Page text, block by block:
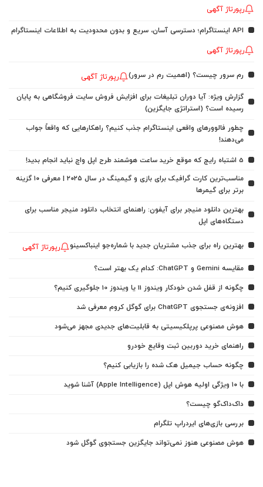
رپورتاژ آگهی
API اینستاگرام؛ دسترسی آسان، سریع و بدون محدودیت به اطلاعات اینستاگرام
رپورتاژ آگهی
رم سرور چیست؟ (اهمیت رم در سرور) رپورتاژ آگهی
گزارش ویژه: آیا دوران تبلیغات برای افزایش فروش سایت فروشگاهی به پایان
رسیده است؟ (استراتژی جایگزین)
چطور فالوورهای واقعی اینستاگرام جذب کنیم؟ راهکارهایی که واقعاً جواب
می‌دهند!
5 اشتباه رایج که موقع خرید ساعت هوشمند طرح اپل واچ نباید انجام بدید!
مناسب‌ترین کارت گرافیک برای بازی و گیمینگ در سال ۲۰۲۵ | معرفی ۱۰ گزینه
برتر برای گیمرها
بهترین دانلود منیجر برای آیفون: راهنمای انتخاب دانلود منیجر مناسب برای
دستگاه‌های اپل
بهترین راه برای جذب مشتریان جدید با شماره‌جو اینباکسینو رپورتاژ آگهی
مقایسه Gemini و ChatGPT: کدام یک بهتر است؟
چگونه از قفل شدن خودکار ویندوز 11 یا ویندوز 10 جلوگیری کنیم؟
افزونه‌ی جستجوی ChatGPT برای گوگل کروم معرفی شد
هوش مصنوعی پرپلکیسیتی به قابلیت‌های جدیدی مجهز می‌شود
راهنمای خرید دوربین ثبت وقایع خودرو
چگونه حساب جیمیل هک شده را بازیابی کنیم؟
با ۱۰ ویژگی اولیه هوش اپل (Apple Intelligence) آشنا شوید
داک‌داک‌گو چیست؟
بررسی بازی‌های ایردراپ تلگرام
هوش مصنوعی هنوز نمی‌تواند جایگزین جستجوی گوگل شود